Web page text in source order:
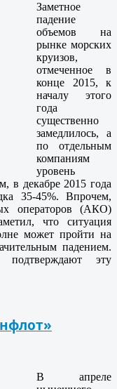
Заметное
падение
объемов на
рынке морских
круизов,
отмеченное в
конце 2015, к
началу этого
года
существенно
замедлилось, а
по отдельным
компаниям
уровень
в декабре 2015 года
35-45%. Впрочем,
операторов (АКО)
что ситуация
может пройти на
падением.
эту
В апреле